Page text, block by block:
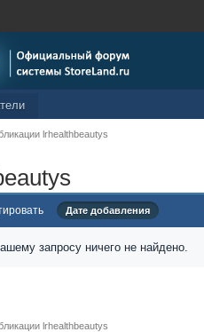
lrhealthbeautys
Дате добавления
запросу ничего не найдено.
lrhealthbeautys